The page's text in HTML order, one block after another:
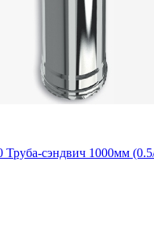
Труба-сэндвич 1000мм